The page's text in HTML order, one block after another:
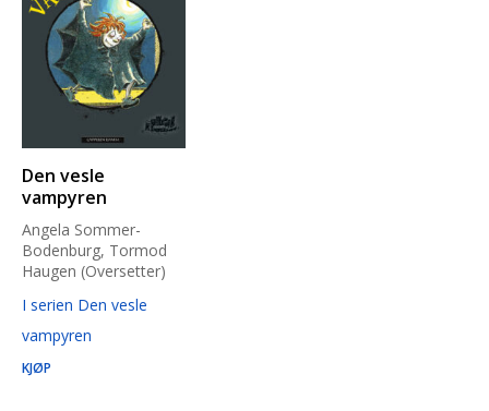
Den vesle
vampyren
Angela Sommer-
Bodenburg, Tormod
Haugen (Oversetter)
I serien Den vesle
vampyren
KJØP